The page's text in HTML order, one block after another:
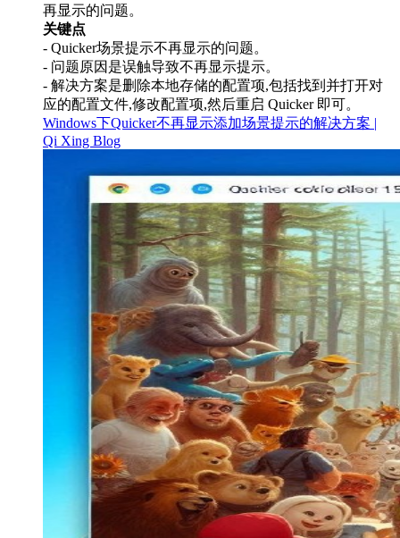
再显示的问题。
关键点
- Quicker场景提示不再显示的问题。
- 问题原因是误触导致不再显示提示。
- 解决方案是删除本地存储的配置项,包括找到并打开对
应的配置文件,修改配置项,然后重启 Quicker 即可。
Windows下Quicker不再显示添加场景提示的解决方案 |
Qi Xing Blog